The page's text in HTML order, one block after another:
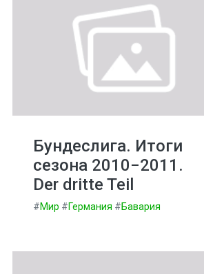
Бундеслига. Итоги
сезона 2010−2011.
Der dritte Teil
#Мир #Германия #Бавария